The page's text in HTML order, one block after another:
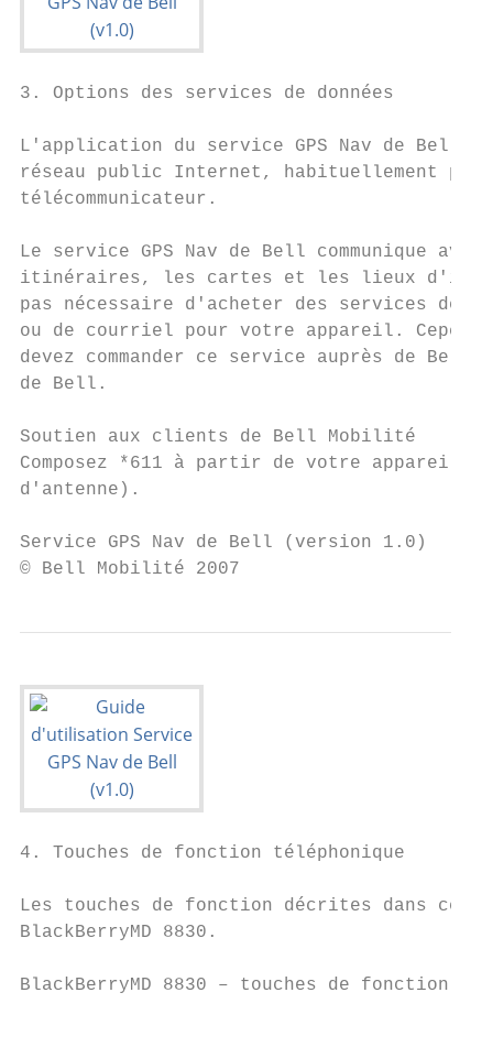
3. Options des services de données
L'application du service GPS Nav de Bell
réseau public Internet, habituellement par
télécommunicateur.
Le service GPS Nav de Bell communique
itinéraires, les cartes et les lieux
pas nécessaire d'acheter des services de
ou de courriel pour votre appareil.
devez commander ce service auprès de
de Bell.
Soutien aux clients de Bell Mobilité
Composez *611 à partir de votre appareil
d'antenne).
Service GPS Nav de Bell
© Bell Mobilité 2007
4. Touches de fonction téléphonique
Les touches de fonction décrites dans ce
BlackBerryMD 8830.
BlackBerryMD 8830 – touches de fonction